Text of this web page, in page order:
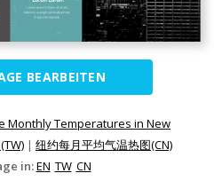
BEARBEITEN
Monthly Temperatures in New
| 纽约每月平均气温热图(CN)
in:EN TW CN